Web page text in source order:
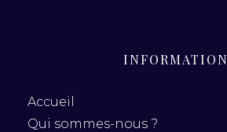
INFORMATION
Accueil
Qui sommes-nous ?